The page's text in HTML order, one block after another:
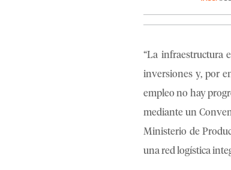
“La infraestructura
inversiones y, por
empleo no hay
mediante un
Ministerio de
una red logística